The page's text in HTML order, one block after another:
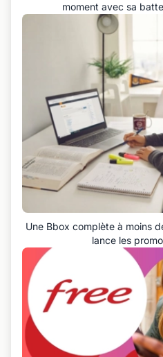
moment avec sa
Une Bbox complète à moins
lance les